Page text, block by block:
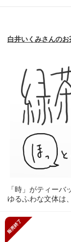
白井いくみさんのお
「時」がティーバ
ゆるふわな文体は